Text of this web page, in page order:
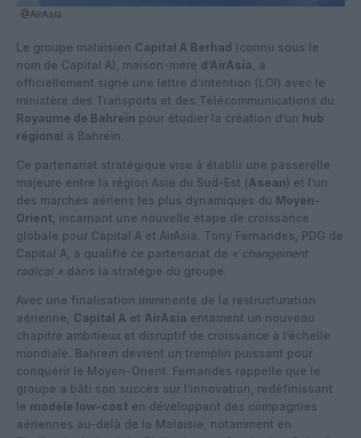
@AirAsia
Le groupe malaisien Capital A Berhad (connu sous le
nom de Capital A), maison-mère d’AirAsia , a
officiellement signé une lettre d’intention (LOI) avec le
ministère des Transports et des Télécommunications du
Royaume de Bahreïn pour étudier la création d’un hub
régional à Bahreïn.
Ce partenariat stratégique vise à établir une passerelle
majeure entre la région Asie du Sud-Est (Asean) et l’un
des marchés aériens les plus dynamiques du Moyen-
Orient , incarnant une nouvelle étape de croissance
globale pour Capital A et AirAsia. Tony Fernandes, PDG de
Capital A, a qualifié ce partenariat de « changement
radical » dans la stratégie du groupe.
Avec une finalisation imminente de la restructuration
aérienne, Capital A et AirAsia entament un nouveau
chapitre ambitieux et disruptif de croissance à l’échelle
mondiale. Bahreïn devient un tremplin puissant pour
conquérir le Moyen-Orient. Fernandes rappelle que le
groupe a bâti son succès sur l’innovation, redéfinissant
le modèle low-cost en développant des compagnies
aériennes au-delà de la Malaisie, notamment en